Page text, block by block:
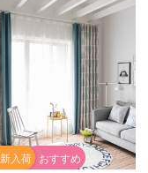
おすすめ
新入荷